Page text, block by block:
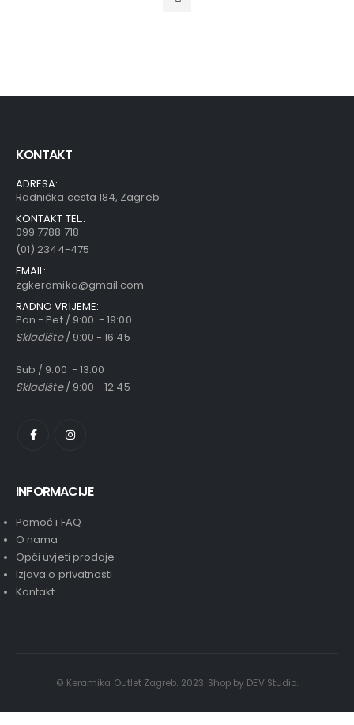
KONTAKT
ADRESA:
Radnička cesta 184, Zagreb
KONTAKT TEL.:
099 7788 718
(01) 2344-475
EMAIL:
zgkeramika@gmail.com
RADNO VRIJEME:
Pon - Pet / 9:00 - 19:00
Skladište/ 9:00 - 16:45
Sub / 9:00 - 13:00
Skladište/ 9:00 - 12:45
INFORMACIJE
Pomoć i FAQ
O nama
Opći uvjeti prodaje
Izjava o privatnosti
Kontakt
© Keramika Outlet Zagreb. 2023. Shop by DEV Studio.